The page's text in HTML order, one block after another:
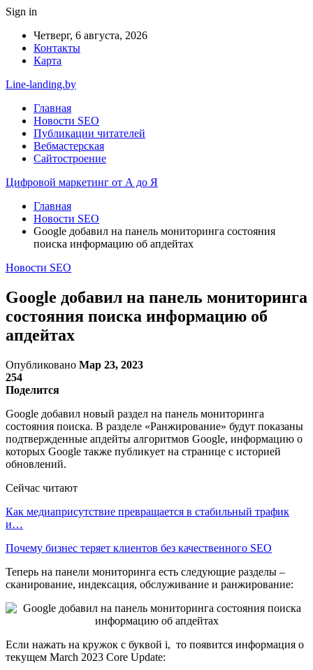
Sign in
Четверг, 6 августа, 2026
Контакты
Карта
Line-landing.by
Главная
Новости SEO
Публикации читателей
Вебмастерская
Сайтостроение
Цифровой маркетинг от А до Я
Главная
Новости SEO
Google добавил на панель мониторинга состояния
поиска информацию об апдейтах
Новости SEO
Google добавил на панель мониторинга
состояния поиска информацию об
апдейтах
Опубликовано Мар 23, 2023
254
Поделится
Google добавил новый раздел на панель мониторинга
состояния поиска. В разделе «Ранжирование» будут показаны
подтвержденные апдейты алгоритмов Google, информацию о
которых Google также публикует на странице с историей
обновлений.
Сейчас читают
Как медиаприсутствие превращается в стабильный трафик
и…
Почему бизнес теряет клиентов без качественного SEO
Теперь на панели мониторинга есть следующие разделы –
сканирование, индексация, обслуживание и ранжирование:
Если нажать на кружок с буквой i, то появится информация о
текущем March 2023 Core Update: